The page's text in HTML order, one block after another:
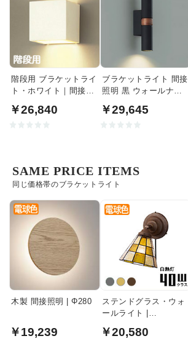
階段用 ブラケットライ
ト・ホワイト｜間接照
￥26,840
ブラケットライト 間接
照明 黒 ウォールナッ
￥29,645
同じ価格帯のブラケットライト
SAME PRICE ITEMS
木製 間接照明 | Φ280
￥19,239
ステンドグラス・ウォ
ールライト |
￥20,580